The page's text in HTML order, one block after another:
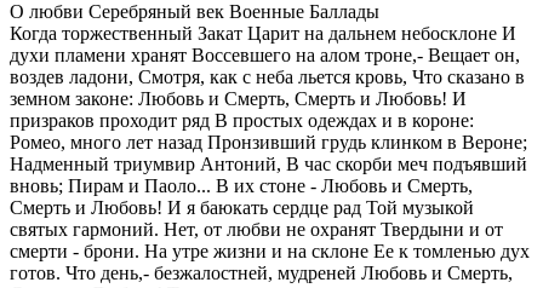
О любви Серебряный век Военные Баллады
Когда торжественный Закат Царит на дальнем небосклоне И
духи пламени хранят Воссевшего на алом троне,- Вещает он,
воздев ладони, Смотря, как с неба льется кровь, Что сказано в
земном законе: Любовь и Смерть, Смерть и Любовь! И
призраков проходит ряд В простых одеждах и в короне:
Ромео, много лет назад Пронзивший грудь клинком в Вероне;
Надменный триумвир Антоний, В час скорби меч подъявший
вновь; Пирам и Паоло... В их стоне - Любовь и Смерть,
Смерть и Любовь! И я баюкать сердце рад Той музыкой
святых гармоний. Нет, от любви не охранят Твердыни и от
смерти - брони. На утре жизни и на склоне Ее к томленью дух
готов. Что день,- безжалостней, мудреней Любовь и Смерть,